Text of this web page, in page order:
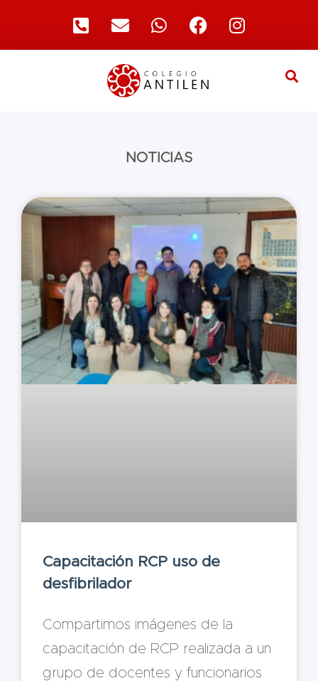
NOTICIAS
Capacitación RCP uso de
desfibrilador
Compartimos imágenes de la
capacitación de RCP realizada a un
grupo de docentes y funcionarios